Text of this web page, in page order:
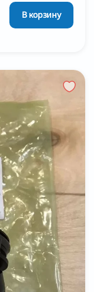
В корзину